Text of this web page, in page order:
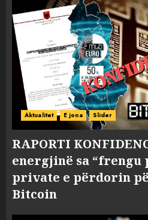
Aktualitet E jona Slider
RAPORTI
energjinë sa “frengu
private e përdorin
Bitcoin